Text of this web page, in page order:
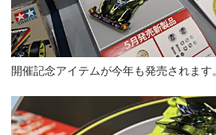
開催記念アイテムが今年も発売されます。